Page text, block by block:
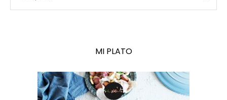
MI PLATO